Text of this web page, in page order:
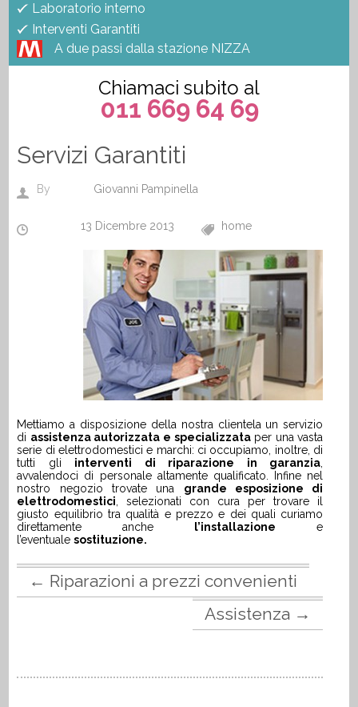
Laboratorio interno
Interventi Garantiti
A due passi dalla stazione NIZZA
Chiamaci subito al
011 669 64 69
Servizi Garantiti
By Giovanni Pampinella
13 Dicembre 2013 home
Mettiamo a disposizione della nostra clientela un servizio
di assistenza autorizzata e specializzataper una vasta
serie di elettrodomestici e marchi: ci occupiamo, inoltre, di
tutti gli interventi di riparazione in garanzia,
avvalendoci di personale altamente qualificato. Infine nel
nostro negozio trovate una grande esposizione di
elettrodomestici, selezionati con cura per trovare il
giusto equilibrio tra qualità e prezzo e dei quali curiamo
direttamente anche l’installazione e
l’eventualesostituzione.
← Riparazioni a prezzi convenienti
Assistenza →